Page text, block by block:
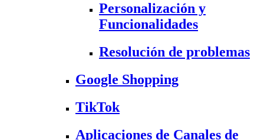
Personalización y
Funcionalidades
Resolución de problemas
Google Shopping
TikTok
Aplicaciones de Canales de